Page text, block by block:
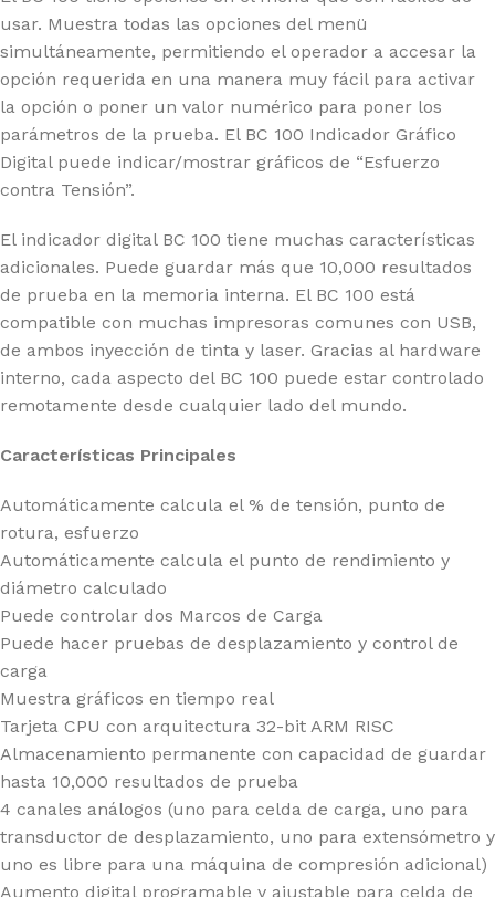
usar. Muestra todas las opciones del menü
simultáneamente, permitiendo el operador a accesar la
opción requerida en una manera muy fácil para activar
la opción o poner un valor numérico para poner los
parámetros de la prueba. El BC 100 Indicador Gráfico
Digital puede indicar/mostrar gráficos de “Esfuerzo
contra Tensión”.
El indicador digital BC 100 tiene muchas características
adicionales. Puede guardar más que 10,000 resultados
de prueba en la memoria interna. El BC 100 está
compatible con muchas impresoras comunes con USB,
de ambos inyección de tinta y laser. Gracias al hardware
interno, cada aspecto del BC 100 puede estar controlado
remotamente desde cualquier lado del mundo.
Características Principales
Automáticamente calcula el % de tensión, punto de
rotura, esfuerzo
Automáticamente calcula el punto de rendimiento y
diámetro calculado
Puede controlar dos Marcos de Carga
Puede hacer pruebas de desplazamiento y control de
carga
Muestra gráficos en tiempo real
Tarjeta CPU con arquitectura 32-bit ARM RISC
Almacenamiento permanente con capacidad de guardar
hasta 10,000 resultados de prueba
4 canales análogos (uno para celda de carga, uno para
transductor de desplazamiento, uno para extensómetro y
uno es libre para una máquina de compresión adicional)
Aumento digital programable y ajustable para celda de